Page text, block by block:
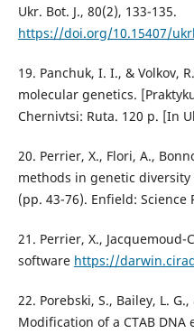
Ukr. Bot. J., 80(2), 133-135.
https://doi.org/10.15407/
19. Panchuk, I. I., & Volkov,
molecular genetics.
Chernivtsi: Ruta. 120 p. [In
20. Perrier, X., Flori, A.,
methods in genetic
(pp. 43-76). Enfield: Science
21. Perrier, X., Jacquemoud-
software https://
22. Porebski, S., Bailey, L.
Modification of a CTAB